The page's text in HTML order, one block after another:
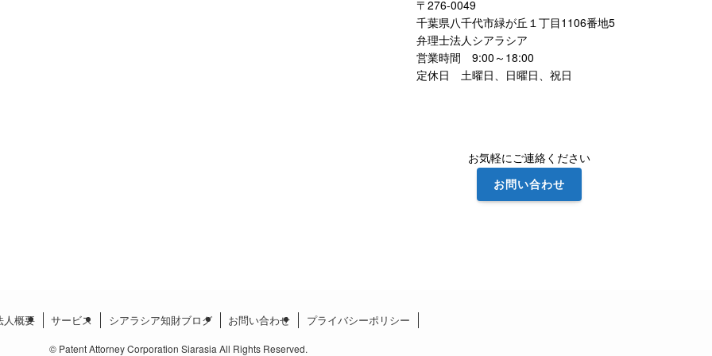
〒276-0049
千葉県八千代市緑が丘１丁目1106番地5
弁理士法人シアラシア
営業時間 9:00～18:00
定休日 土曜日、日曜日、祝日
お気軽にご連絡ください
お問い合わせ
人概要 サービス シアラシア知財ブログ お問い合わせ プライバシーポリシー
©Patent Attorney Corporation Siarasia All Rights Reserved.